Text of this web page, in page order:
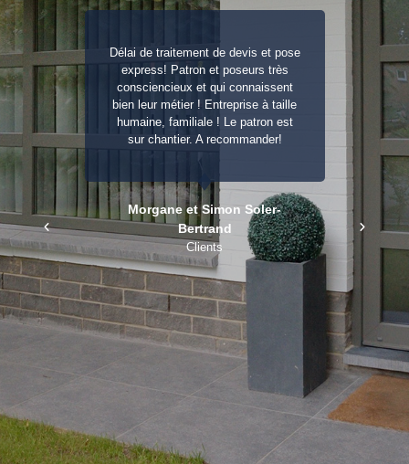
Délai de traitement de devis et pose
express! Patron et poseurs très
consciencieux et qui connaissent
bien leur métier ! Entreprise à taille
humaine, familiale ! Le patron est
sur chantier. A recommander!
Morgane et Simon Soler-
Bertrand
Clients